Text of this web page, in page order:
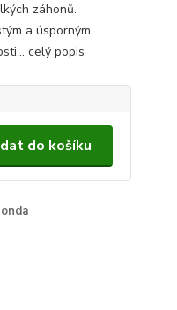
záhonů.
a úsporným
celý popis
do košíku